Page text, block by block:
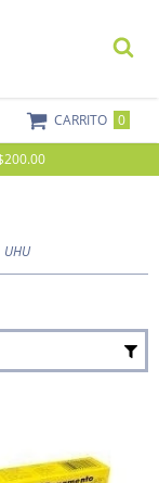
CARRITO 0
UHU